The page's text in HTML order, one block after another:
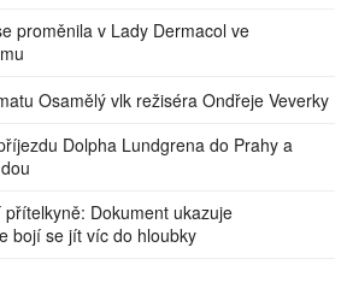
proměnila v Lady Dermacol ve
Osamělý vlk režiséra Ondřeje Veverky
Dolpha Lundgrena do Prahy a
Dokument ukazuje
bojí se jít víc do hloubky